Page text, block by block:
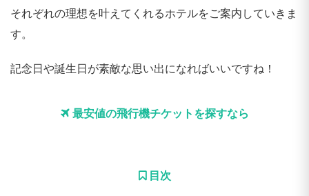
それぞれの理想を叶えてくれるホテルをご案内していきま
す。
記念日や誕生日が素敵な思い出になればいいですね！
最安値の飛行機チケットを探すなら
目次